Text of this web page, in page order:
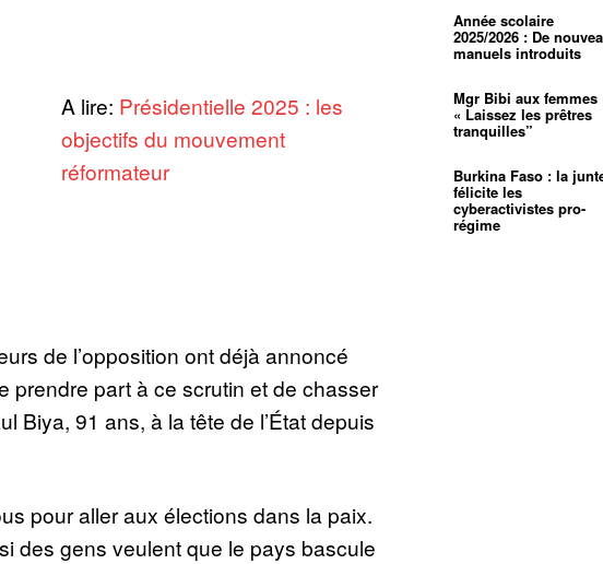
A lire: Présidentielle 2025 : les
objectifs du mouvement
réformateur
de l’opposition ont déjà annoncé
prendre part à ce scrutin et de chasser
Biya, 91 ans, à la tête de l’État depuis
pour aller aux élections dans la paix.
des gens veulent que le pays bascule
mentale
mettra-t-
au
Année scolaire
2025/2026 : De
manuels introduits
Mgr Bibi aux femmes
« Laissez les prêtres
tranquilles”
Burkina Faso : la
félicite les
cyberactivistes pro-
régime